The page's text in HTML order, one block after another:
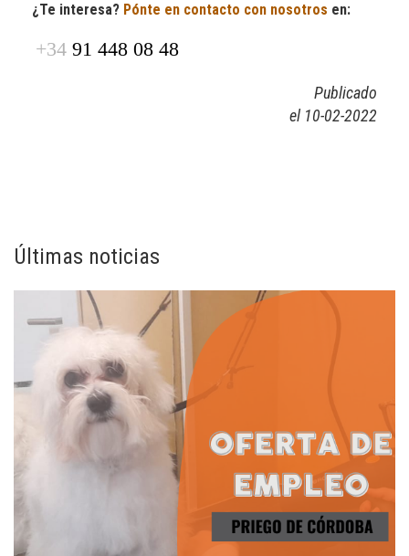
¿Te interesa? Pónte en contacto con nosotros en:
+34 91 448 08 48
Publicado
el 10-02-2022
Últimas noticias